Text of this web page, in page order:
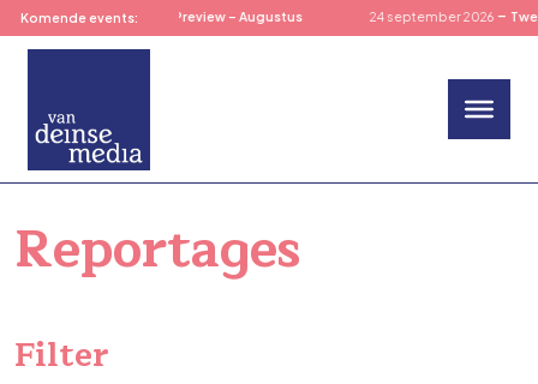
Komende events:
augustus 2026-TOM’s Preview – Augustus 24 september 2026-
Reportages
Filter